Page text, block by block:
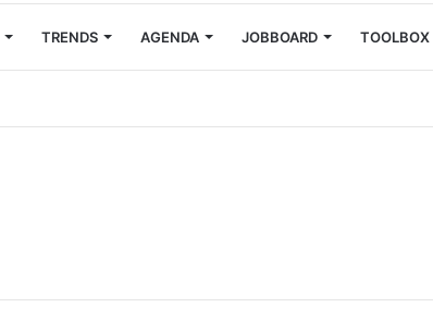
TRENDS AGENDA JOBBOARD TOOLBOX